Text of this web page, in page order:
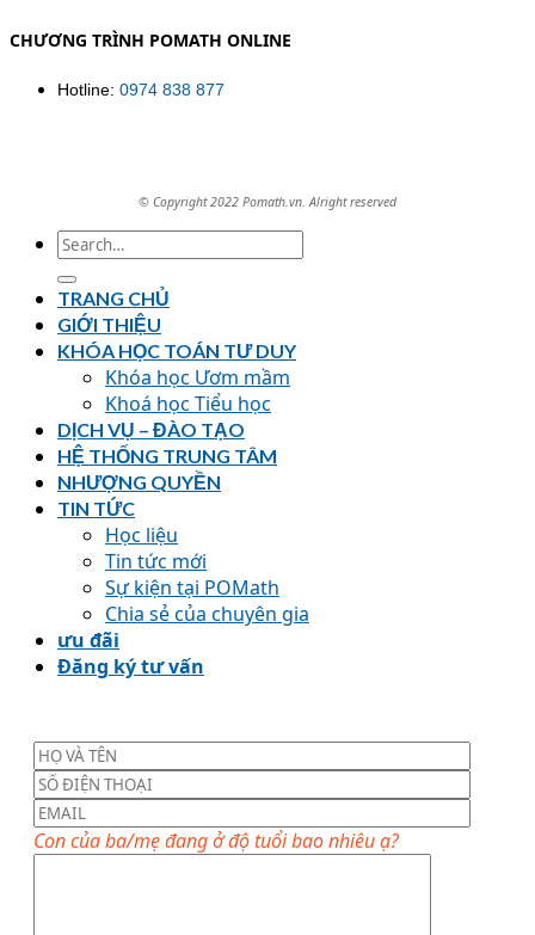
CHƯƠNG TRÌNH POMATH ONLINE
Hotline: 0974 838 877
© Copyright 2022 Pomath.vn. Alright reserved
TRANG CHỦ
GIỚI THIỆU
KHÓA HỌC TOÁN TƯ DUY
Khóa học Ươm mầm
Khoá học Tiểu học
DỊCH VỤ – ĐÀO TẠO
HỆ THỐNG TRUNG TÂM
NHƯỢNG QUYỀN
TIN TỨC
Học liệu
Tin tức mới
Sự kiện tại POMath
Chia sẻ của chuyên gia
ưu đãi
Đăng ký tư vấn
Con của ba/mẹ đang ở độ tuổi bao nhiêu ạ?